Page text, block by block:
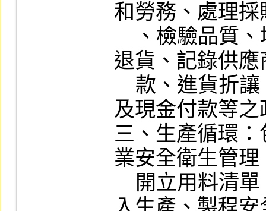
和勞務、處理
退貨、記錄供
及現金付款等
三、生產循環
業安全衛生管